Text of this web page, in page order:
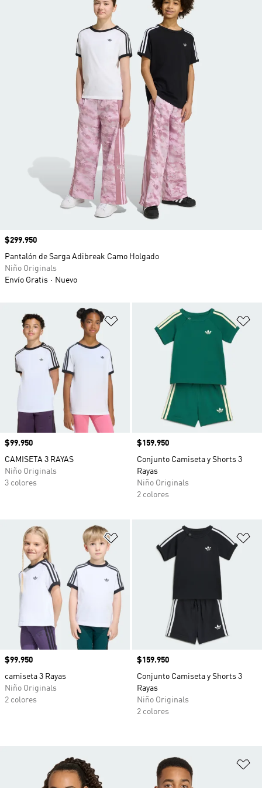
Añadir a la lista de deseos
Precio
$99.950
CAMISETA 3 RAYAS
Niño Originals
3 colores
Precio
$159.950
Conjunto Camiseta y Shorts 3
Rayas
Niño Originals
2 colores
Añadir a la lista de deseos
Precio
$99.950
camiseta 3 Rayas
Niño Originals
2 colores
Precio
$159.950
Conjunto Camiseta y Shorts 3
Rayas
Niño Originals
2 colores
Precio
$299.950
Pantalón de Sarga Adibreak Camo Holgado
Niño Originals
Envío Gratis
Nuevo